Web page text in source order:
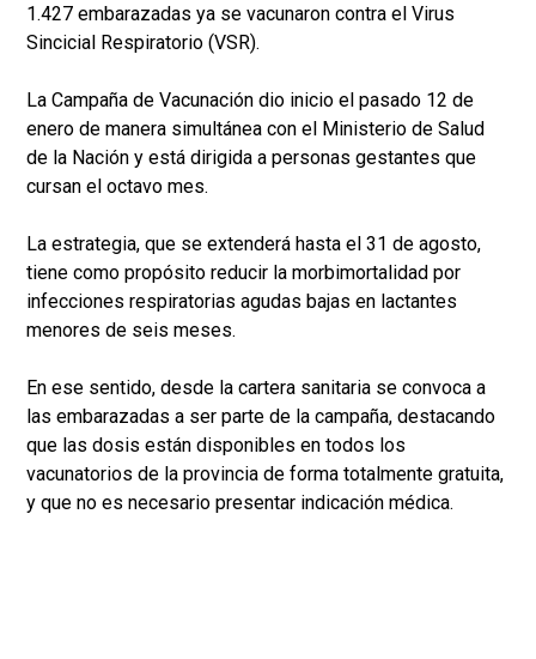
1.427 embarazadas ya se vacunaron contra el Virus
Sincicial Respiratorio (VSR).
La Campaña de Vacunación dio inicio el pasado 12 de
enero de manera simultánea con el Ministerio de Salud
de la Nación y está dirigida a personas gestantes que
cursan el octavo mes.
La estrategia, que se extenderá hasta el 31 de agosto,
tiene como propósito reducir la morbimortalidad por
infecciones respiratorias agudas bajas en lactantes
menores de seis meses.
En ese sentido, desde la cartera sanitaria se convoca a
las embarazadas a ser parte de la campaña, destacando
que las dosis están disponibles en todos los
vacunatorios de la provincia de forma totalmente gratuita,
y que no es necesario presentar indicación médica.